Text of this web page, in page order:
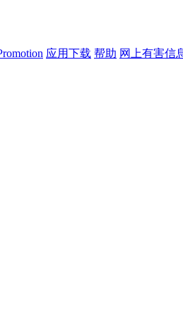
应用下载 帮助 网上有害信